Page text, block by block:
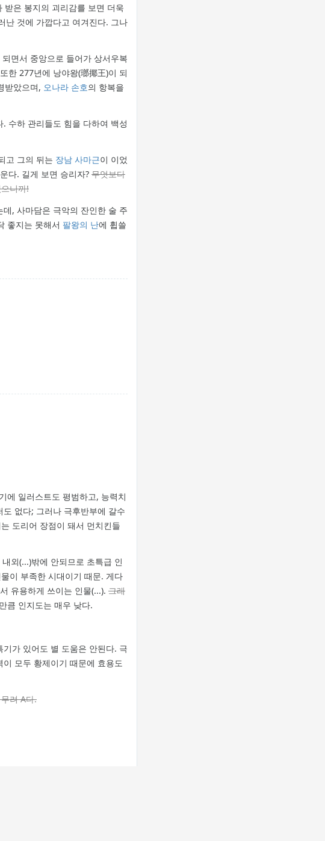
받은 봉지의 괴리감를 보면 더욱
난 것에 가깝다고 여겨진다. 그나
면서 중앙으로 들어가 상서우복
한 277년에 낭야왕(瑯揶王)이 되
받았으며, 오나라 손호의 항복을
수하 관리들도 힘을 다하여 백성
고 그의 뒤는 장남 사마근이 이었
다. 길게 보면 승리자? 무엇보다
니까!
, 사마담은 극악의 잔인한 술 주
좋지는 못해서 팔왕의 난에 휩쓸
에 일러스트도 평범하고, 능력치
도 없다; 그러나 극후반부에 갈수
도리어 장점이 돼서 먼치킨들
외(...)밖에 안되므로 초특급 인
이 부족한 시대이기 때문. 게다
유용하게 쓰이는 인물(...). 그래
큼 인지도는 매우 낮다.
가 있어도 별 도움은 안된다. 극
모두 황제이기 때문에 효용도
려 A다.